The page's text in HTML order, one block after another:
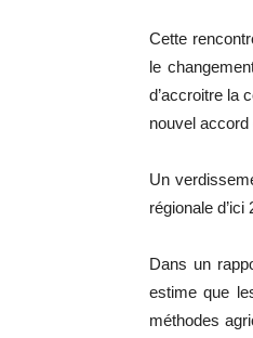
Cette
le
d’accroitre la
nouvel accord
Un
régionale d’ici
Dans un
estime que
méthodes